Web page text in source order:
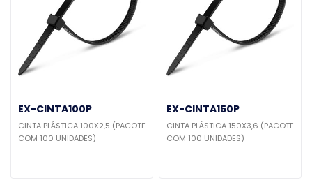
EX-CINTA100P
CINTA PLÁSTICA 100X2,5 (PACOTE
COM 100 UNIDADES)
EX-CINTA150P
CINTA PLÁSTICA 150X3,6 (PACOTE
COM 100 UNIDADES)